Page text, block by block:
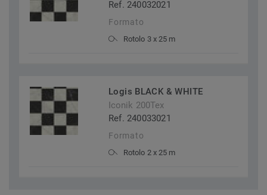
Ref. 240032021
Formato
Rotolo 3 x 25 m
Logis BLACK & WHITE
Iconik 200Tex
Ref. 240033021
Formato
Rotolo 2 x 25 m